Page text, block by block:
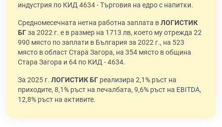
индустрия по КИД 4634 - Търговия на едро с напитки.
Средномесечната нетна работна заплата вЛОГИСТИК
БГза 2022 г. е в размер на 1713 лв, което му отрежда 22
990 място по заплати в България за 2022 г., на 523
място в област Стара Загора, на 354 място в община
Стара Загора и 64 по КИД - 4634.
За 2025 г. ЛОГИСТИК БГ реализира 2,1% ръст на
приходите, 8,1% ръст на печалбата, 9,6% ръст на EBITDA,
12,8% ръст на активите.